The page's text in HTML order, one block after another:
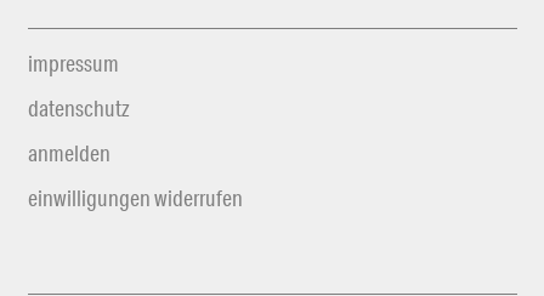
impressum
datenschutz
anmelden
einwilligungen widerrufen